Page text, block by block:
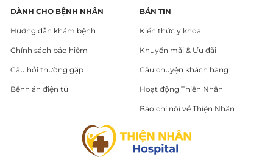
DÀNH CHO BỆNH NHÂN
Hướng dẫn khám bệnh
Chính sách bảo hiểm
Câu hỏi thường gặp
Bệnh án điện tử
BẢN TIN
Kiến thức y khoa
Khuyến mãi & Ưu đãi
Câu chuyện khách hàng
Hoạt động Thiện Nhân
Báo chí nói về Thiện Nhân